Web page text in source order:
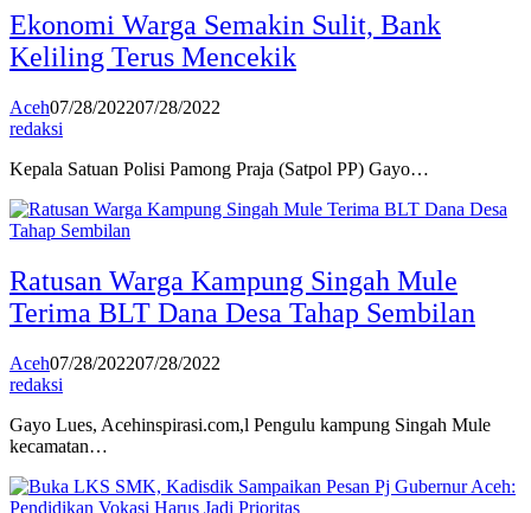
Ekonomi Warga Semakin Sulit, Bank
Keliling Terus Mencekik
Aceh07/28/202207/28/2022
redaksi
Kepala Satuan Polisi Pamong Praja (Satpol PP) Gayo…
Ratusan Warga Kampung Singah Mule
Terima BLT Dana Desa Tahap Sembilan
Aceh07/28/202207/28/2022
redaksi
Gayo Lues, Acehinspirasi.com,l Pengulu kampung Singah Mule
kecamatan…